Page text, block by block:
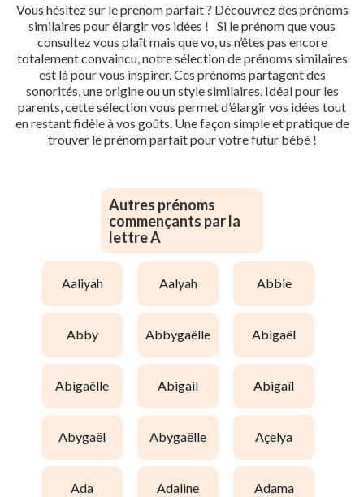
Vous hésitez sur le prénom parfait ? Découvrez des prénoms
similaires pour élargir vos idées ! Si le prénom que vous
consultez vous plaît mais que vo, us n’êtes pas encore
totalement convaincu, notre sélection de prénoms similaires
est là pour vous inspirer. Ces prénoms partagent des
sonorités, une origine ou un style similaires. Idéal pour les
parents, cette sélection vous permet d’élargir vos idées tout
en restant fidèle à vos goûts. Une façon simple et pratique de
trouver le prénom parfait pour votre futur bébé !
Autres prénoms
commençants par la
lettre A
aaliyah aalyah abbie
abby abbygaëlle abigaël
abigaëlle abigail abigaïl
abygaël abygaëlle açelya
ada adaline adama